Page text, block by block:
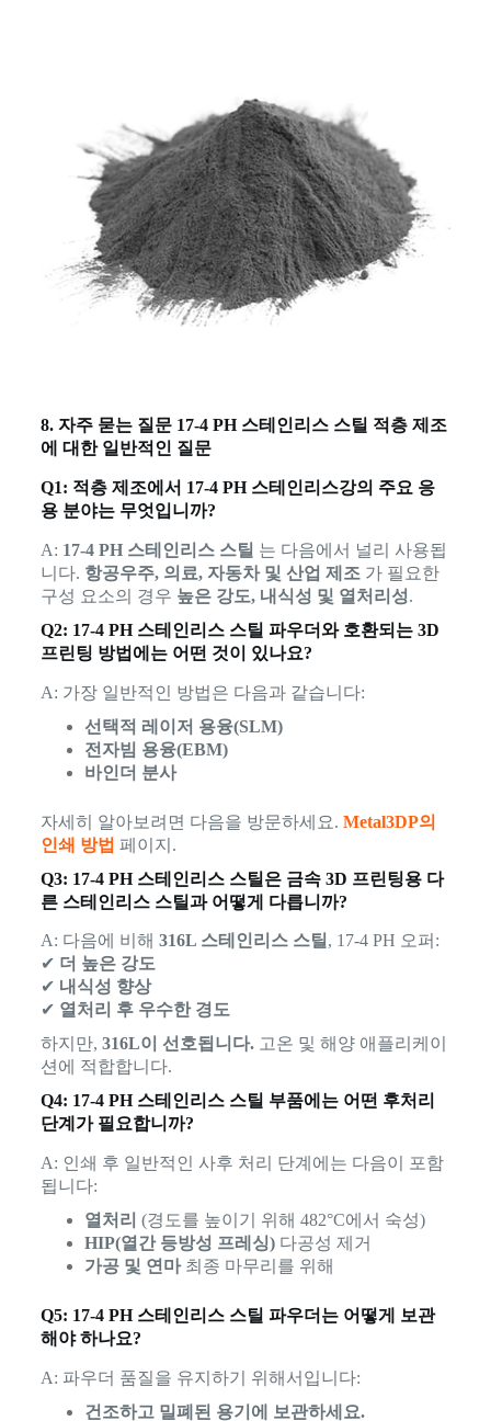
8. 자주 묻는 질문 17-4 PH 스테인리스 스틸 적층 제조
에 대한 일반적인 질문
Q1: 적층 제조에서 17-4 PH 스테인리스강의 주요 응
용 분야는 무엇입니까?
A: 17-4 PH 스테인리스 스틸 는 다음에서 널리 사용됩
니다. 항공우주, 의료, 자동차 및 산업 제조 가 필요한
구성 요소의 경우 높은 강도, 내식성 및 열처리성.
Q2: 17-4 PH 스테인리스 스틸 파우더와 호환되는 3D
프린팅 방법에는 어떤 것이 있나요?
A: 가장 일반적인 방법은 다음과 같습니다:
선택적 레이저 용융(SLM)
전자빔 용융(EBM)
바인더 분사
자세히 알아보려면 다음을 방문하세요. Metal3DP의
인쇄 방법 페이지.
Q3: 17-4 PH 스테인리스 스틸은 금속 3D 프린팅용 다
른 스테인리스 스틸과 어떻게 다릅니까?
A: 다음에 비해 316L 스테인리스 스틸 , 17-4 PH 오퍼:
✔ 더 높은 강도
✔ 내식성 향상
✔ 열처리 후 우수한 경도
하지만, 316L이 선호됩니다.고온 및 해양 애플리케이
션에 적합합니다.
Q4: 17-4 PH 스테인리스 스틸 부품에는 어떤 후처리
단계가 필요합니까?
A: 인쇄 후 일반적인 사후 처리 단계에는 다음이 포함
됩니다:
열처리 (경도를 높이기 위해 482°C에서 숙성)
HIP(열간 등방성 프레싱)다공성 제거
가공 및 연마최종 마무리를 위해
Q5: 17-4 PH 스테인리스 스틸 파우더는 어떻게 보관
해야 하나요?
A: 파우더 품질을 유지하기 위해서입니다:
건조하고 밀폐된 용기에 보관하세요.